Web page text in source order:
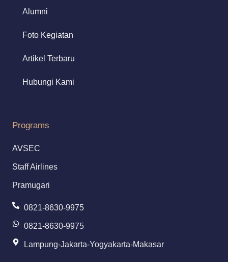
Alumni
Foto Kegiatan
Artikel Terbaru
Hubungi Kami
Programs
AVSEC
Staff Airlines
Pramugari
0821-8630-9975
0821-8630-9975
Lampung-Jakarta-Yogyakarta-Makasar